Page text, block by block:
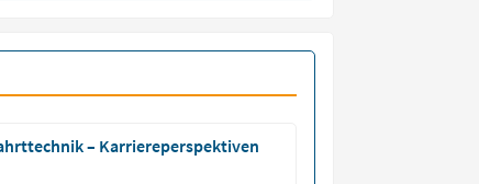
– Karriereperspektiven